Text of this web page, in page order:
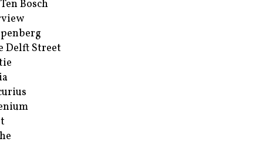
Bosch
Delft Street